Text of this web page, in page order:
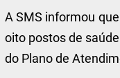
A SMS informou
oito postos de
do Plano de